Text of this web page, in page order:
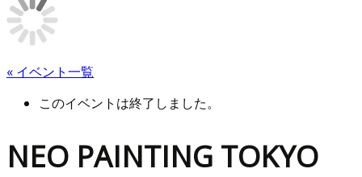
« イベント一覧
このイベントは終了しました。
NEO PAINTING TOKYO